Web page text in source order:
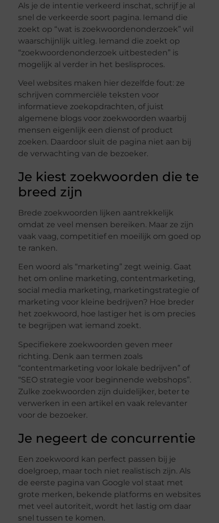
Als je de intentie verkeerd inschat, schrijf je al
snel de verkeerde soort pagina. Iemand die
zoekt op “wat is zoekwoordenonderzoek” wil
waarschijnlijk uitleg. Iemand die zoekt op
“zoekwoordenonderzoek uitbesteden” is
mogelijk al verder in het beslisproces.
Veel websites maken hier dezelfde fout: ze
schrijven commerciële teksten voor
informatieve zoekopdrachten, of juist
algemene blogs voor zoekwoorden waarbij
mensen eigenlijk een dienst of product
zoeken. Daardoor sluit de pagina niet aan bij
de verwachting van de bezoeker.
Je kiest zoekwoorden die te
breed zijn
Brede zoekwoorden lijken aantrekkelijk
omdat ze veel mensen bereiken. Maar ze zijn
vaak vaag, competitief en moeilijk om goed op
te ranken.
Een woord als “marketing” zegt weinig. Gaat
het om online marketing, contentmarketing,
social media marketing, marketingstrategie of
marketing voor kleine bedrijven? Hoe breder
het zoekwoord, hoe lastiger het is om precies
te begrijpen wat iemand zoekt.
Specifiekere zoekwoorden geven meer
richting. Denk aan termen zoals
“contentmarketing voor lokale bedrijven” of
“SEO strategie voor beginnende webshops”.
Zulke zoekwoorden zijn duidelijker, beter te
verwerken in een artikel en vaak relevanter
voor de bezoeker.
Je negeert de concurrentie
Een zoekwoord kan perfect passen bij je
doelgroep, maar toch niet realistisch zijn. Als
de eerste pagina van Google vol staat met
grote merken, bekende platforms en websites
met veel autoriteit, wordt het lastig om daar
snel tussen te komen.